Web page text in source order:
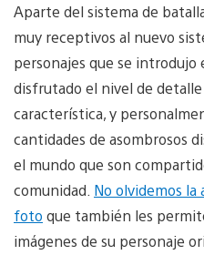
Aparte del sistema de
muy receptivos al nuevo
personajes que se introdujo
disfrutado el nivel de
característica, y
cantidades de asombrosos
el mundo que son
comunidad. No olvidemos
foto que también les
imágenes de su personaje